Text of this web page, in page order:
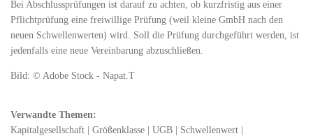
Bei Abschlussprüfungen ist darauf zu achten, ob kurzfristig aus einer
Pflichtprüfung eine freiwillige Prüfung (weil kleine GmbH nach den
neuen Schwellenwerten) wird. Soll die Prüfung durchgeführt werden, ist
jedenfalls eine neue Vereinbarung abzuschließen.
Bild: © Adobe Stock - Napat.T
Verwandte Themen:
Kapitalgesellschaft | Größenklasse | UGB | Schwellenwert |